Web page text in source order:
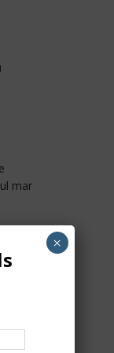
mar
×